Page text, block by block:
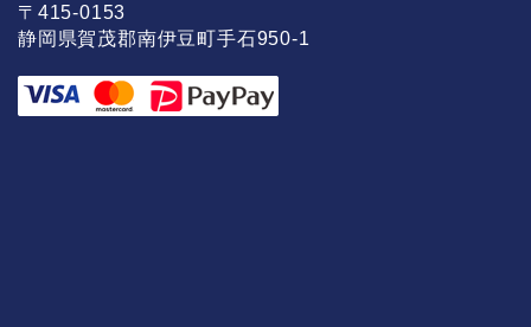
〒415-0153
静岡県賀茂郡南伊豆町手石950-1